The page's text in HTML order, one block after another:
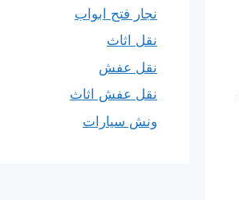
نجار فتح ابواب
نقل اثاث
نقل عفش
نقل عفش اثاث
ونش سيارات